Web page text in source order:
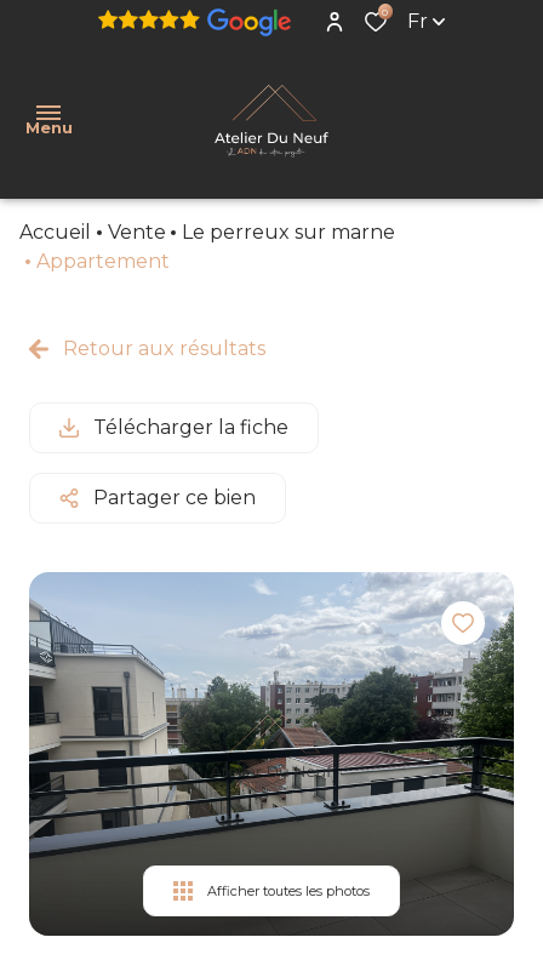
0 Fr
Menu
Accueil
Estimer
Accueil Vente
Le perreux sur marne
Appartement
Retour aux résultats
Télécharger la fiche
Partager ce bien
Afficher toutes les photos